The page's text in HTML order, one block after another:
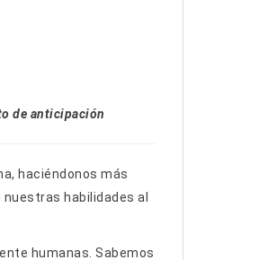
de anticipación
haciéndonos más
habilidades al
humanas. Sabemos